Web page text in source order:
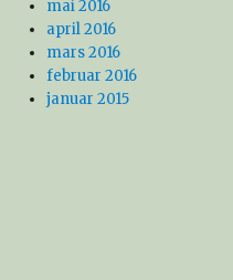
mai 2016
april 2016
mars 2016
februar 2016
januar 2015